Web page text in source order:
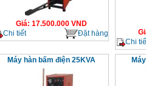
Giá: 17.500.000 VND
Chi tiết
Đặt hàng
Chi
Máy hàn bấm điện 25KVA